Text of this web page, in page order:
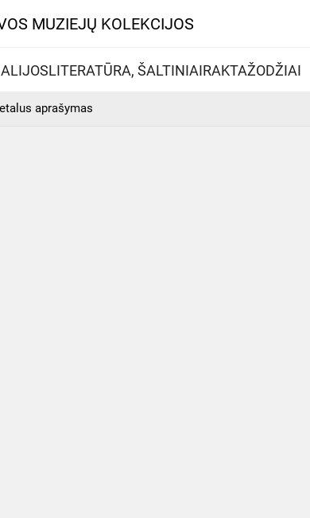
MUZIEJŲ KOLEKCIJOS
LITERATŪRA, ŠALTINIAIRAKTAŽODŽIAI
aprašymas